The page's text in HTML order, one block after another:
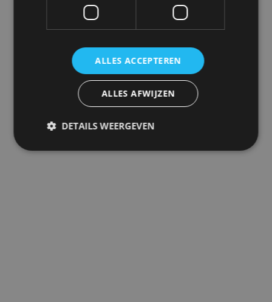
ALLES ACCEPTEREN
ALLES AFWIJZEN
DETAILS WEERGEVEN